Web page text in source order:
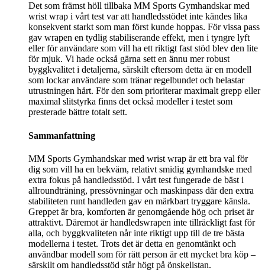
Det som främst höll tillbaka MM Sports Gymhandskar med
wrist wrap i vårt test var att handledsstödet inte kändes lika
konsekvent starkt som man först kunde hoppas. För vissa pass
gav wrapen en tydlig stabiliserande effekt, men i tyngre lyft
eller för användare som vill ha ett riktigt fast stöd blev den lite
för mjuk. Vi hade också gärna sett en ännu mer robust
byggkvalitet i detaljerna, särskilt eftersom detta är en modell
som lockar användare som tränar regelbundet och belastar
utrustningen hårt. För den som prioriterar maximalt grepp eller
maximal slitstyrka finns det också modeller i testet som
presterade bättre totalt sett.
Sammanfattning
MM Sports Gymhandskar med wrist wrap är ett bra val för
dig som vill ha en bekväm, relativt smidig gymhandske med
extra fokus på handledsstöd. I vårt test fungerade de bäst i
allroundträning, pressövningar och maskinpass där den extra
stabiliteten runt handleden gav en märkbart tryggare känsla.
Greppet är bra, komforten är genomgående hög och priset är
attraktivt. Däremot är handledswrapen inte tillräckligt fast för
alla, och byggkvaliteten når inte riktigt upp till de tre bästa
modellerna i testet. Trots det är detta en genomtänkt och
användbar modell som för rätt person är ett mycket bra köp –
särskilt om handledsstöd står högt på önskelistan.